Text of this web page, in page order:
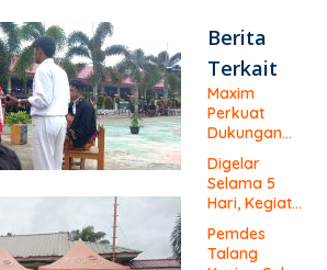
Berita
Terkait
Maxim
Perkuat
Dukungan
Bagi Pelaku
Usaha Lokal
di Bengkulu
dengan
Meningkatkan
Ruang Publik
Digelar
Selama 5
Hari, Kegiatan
MPLS SMAN 1
Mukomuko
Berlangsung
Pemdes
Talang